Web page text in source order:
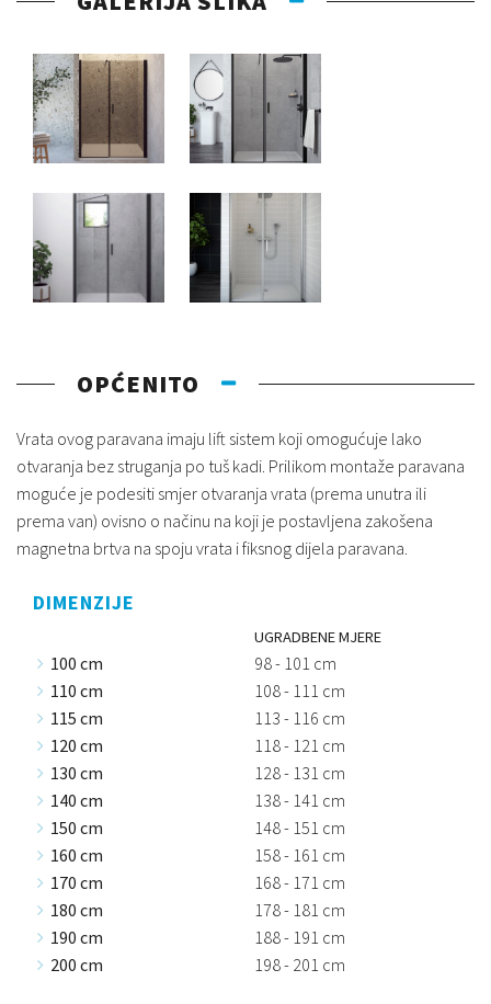
OPĆENITO
Vrata ovog paravana imaju lift sistem koji omogućuje lako
otvaranja bez struganja po tuš kadi. Prilikom montaže paravana
moguće je podesiti smjer otvaranja vrata (prema unutra ili
prema van) ovisno o načinu na koji je postavljena zakošena
magnetna brtva na spoju vrata i fiksnog dijela paravana.
DIMENZIJE
UGRADBENE MJERE
100 cm
98 - 101 cm
110 cm
108 - 111 cm
115 cm
113 - 116 cm
120 cm
118 - 121 cm
130 cm
128 - 131 cm
140 cm
138 - 141 cm
150 cm
148 - 151 cm
160 cm
158 - 161 cm
170 cm
168 - 171 cm
180 cm
178 - 181 cm
190 cm
188 - 191 cm
200 cm
198 - 201 cm